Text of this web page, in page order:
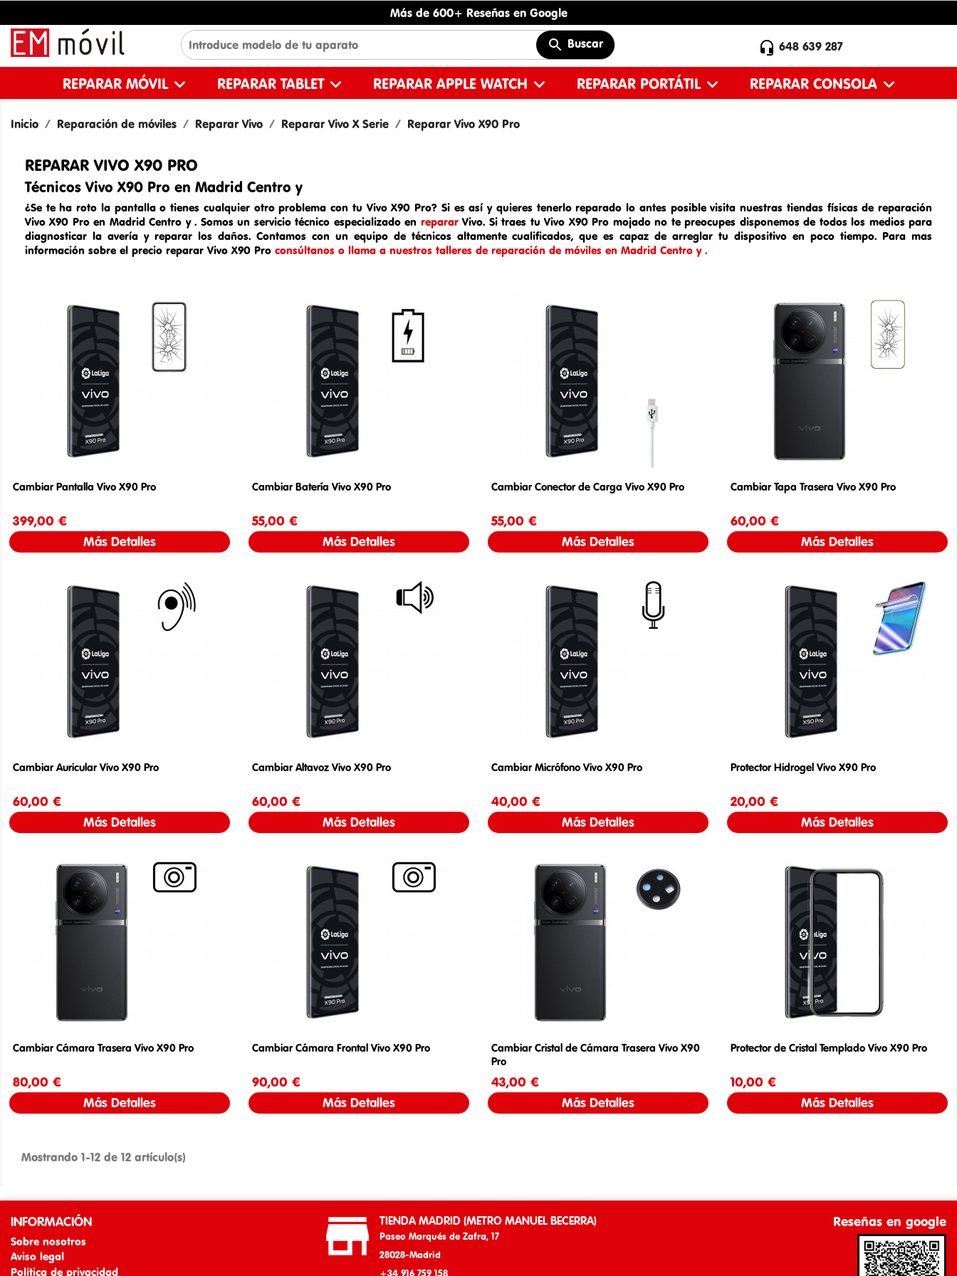
Más de 600+ Reseñas en Google
Buscar  648 639 287
REPARAR MÓVIL REPARAR TABLET REPARAR APPLE WATCH REPARAR PORTÁTIL REPARAR CONSOLA
Inicio Reparación de móviles Reparar Vivo Reparar Vivo X Serie Reparar Vivo X90 Pro
REPARAR VIVO X90 PRO
Técnicos Vivo X90 Pro en Madrid Centro y
¿Se te ha roto la pantalla o tienes cualquier otro problema con tu Vivo X90 Pro? Si es así y quieres tenerlo reparado lo antes posible visita nuestras tiendas físicas de reparación
Vivo X90 Pro en Madrid Centro y. Somos un servicio técnico especializado en repararVivo. Si traes tu Vivo X90 Pro mojadono te preocupes disponemos de todos los medios para
diagnosticar la avería y reparar los daños. Contamos con un equipo de técnicos altamente cualificados, que es capaz de arreglar tu dispositivo en poco tiempo. Para mas
información sobre el precio repararVivo X90 Pro consúltanos o llama a nuestros talleres de reparación de móviles en Madrid Centro y .
Cambiar Pantalla Vivo X90 Pro
399,00 €
Más Detalles
Cambiar Batería Vivo X90 Pro
55,00 €
Más Detalles
Cambiar Conector de Carga Vivo X90 Pro
55,00 €
Más Detalles
Cambiar Tapa Trasera Vivo X90 Pro
60,00 €
Más Detalles
Cambiar Auricular Vivo X90 Pro
60,00 €
Más Detalles
Cambiar Altavoz Vivo X90 Pro
60,00 €
Más Detalles
Cambiar Micrófono Vivo X90 Pro
40,00 €
Más Detalles
Protector Hidrogel Vivo X90 Pro
20,00 €
Más Detalles
Cambiar Cámara Trasera Vivo X90 Pro
80,00 €
Más Detalles
Cambiar Cámara Frontal Vivo X90 Pro
90,00 €
Más Detalles
Cambiar Cristal de Cámara Trasera Vivo X90
Pro
43,00 €
Más Detalles
Protector de Cristal Templado Vivo X90 Pro
10,00 €
Más Detalles
Mostrando 1-12 de 12 artículo(s)
INFORMACIÓN
Sobre nosotros
Aviso legal
Política de privacidad
 TIENDA MADRID (METRO MANUEL BECERRA)
Paseo Marqués de Zafra, 17
28028-Madrid
+34 916 759 158
Reseñas en google